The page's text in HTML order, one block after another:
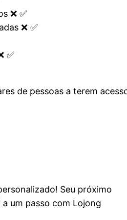
❌ ✅️
❌ ✅
✅
de pessoas a terem
Seu próximo
um passo com Lojong